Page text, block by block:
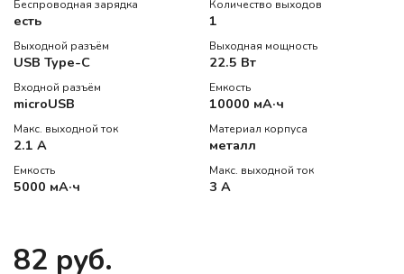
Беспроводная зарядка
есть
Количество выходов
1
Выходной разъём
USB Type-C
Выходная мощность
22.5 Вт
Входной разъём
microUSB
Емкость
10000 мА·ч
Макс. выходной ток
2.1 А
Материал корпуса
металл
Емкость
5000 мА·ч
Макс. выходной ток
3 А
82 руб.